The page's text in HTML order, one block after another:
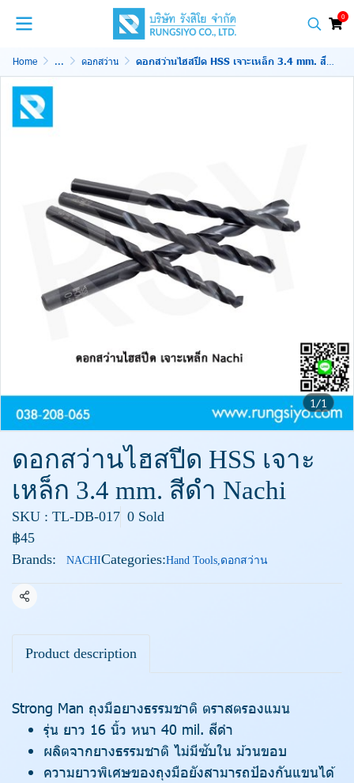
0
Home ... ดอกสว่าน ดอกสว่านไฮสปีด HSS เจาะเหล็ก 3.4 mm. สีดำ Nachi
1/1
ดอกสว่านไฮสปีด HSS เจาะ
เหล็ก 3.4 mm. สีดำ Nachi
SKU : TL-DB-017 0 Sold
฿45
Brands:
NACHICategories:Hand Tools,ดอกสว่าน
Share
Product description
Strong Man ถุงมือยางธรรมชาติ ตราสตรองแมน
รุ่น ยาว 16 นิ้ว หนา 40 mil. สีดำ
ผลิตจากยางธรรมชาติ ไม่มีซับใน ม้วนขอบ
ความยาวพิเศษของถุงมือยังสามารถป้องกันแขนได้